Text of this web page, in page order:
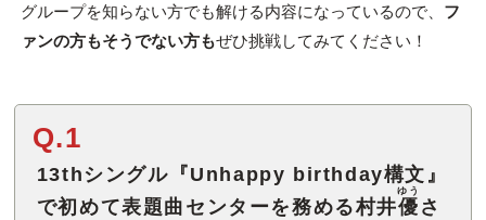
グループを知らない方でも解ける内容になっているので、 フ
ァンの方もそうでない方もぜひ挑戦してみてください！
Q.1
13thシングル『Unhappy birthday構文』
で初めて表題曲センターを務める村井優
ゆう
さ